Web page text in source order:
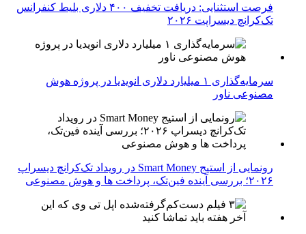
فرصت استثنایی: دریافت تخفیف ۴۰۰ دلاری بلیط کنفرانس
تک‌کرانچ دیسراپت ۲۰۲۶
سرمایه‌گذاری ۱ میلیارد دلاری انویدیا در پروژه هوش
مصنوعی ناور
رونمایی از استیج Smart Money در رویداد تک‌کرانچ دیسراپ
۲۰۲۶؛ بررسی آینده فین‌تک، پرداخت‌ ها و هوش مصنوعی